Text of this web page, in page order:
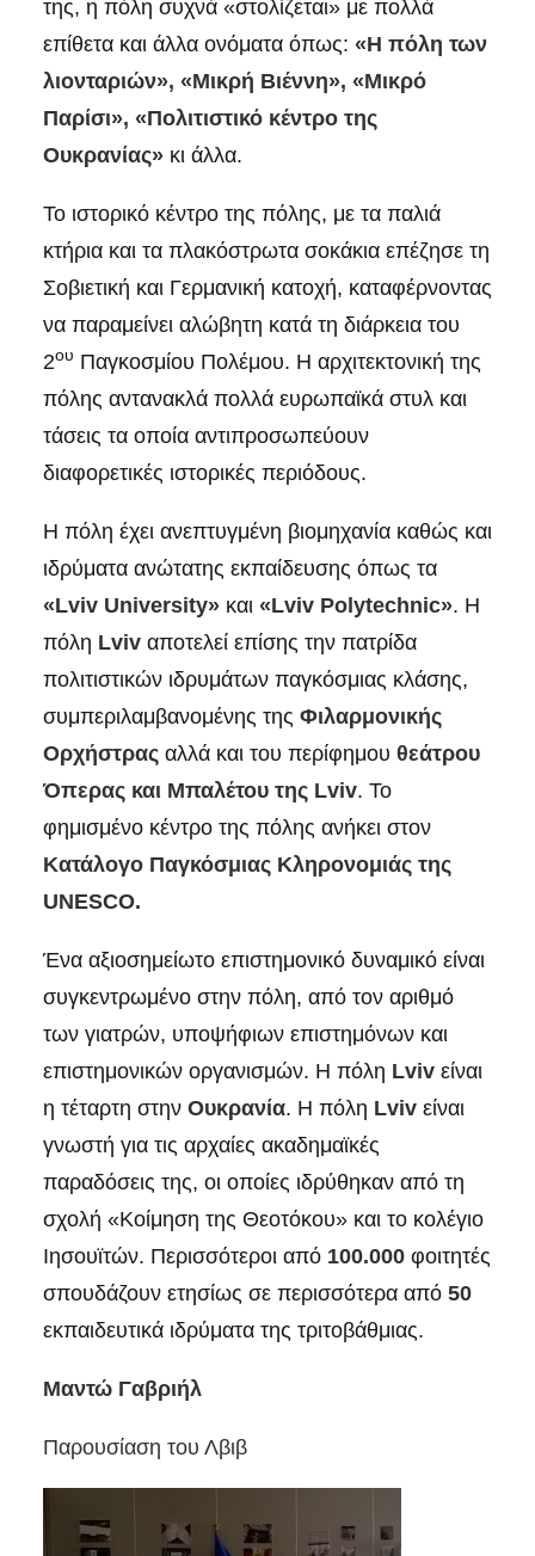
της, η πόλη συχνά «στολίζεται» με πολλά
επίθετα και άλλα ονόματα όπως: «Η πόλη των
λιονταριών», «Μικρή Βιέννη», «Μικρό
Παρίσι», «Πολιτιστικό κέντρο της
Ουκρανίας» κι άλλα.
Το ιστορικό κέντρο της πόλης, με τα παλιά
κτήρια και τα πλακόστρωτα σοκάκια επέζησε τη
Σοβιετική και Γερμανική κατοχή, καταφέρνοντας
να παραμείνει αλώβητη κατά τη διάρκεια του
2ου Παγκοσμίου Πολέμου. Η αρχιτεκτονική της
πόλης αντανακλά πολλά ευρωπαϊκά στυλ και
τάσεις τα οποία αντιπροσωπεύουν
διαφορετικές ιστορικές περιόδους.
Η πόλη έχει ανεπτυγμένη βιομηχανία καθώς και
ιδρύματα ανώτατης εκπαίδευσης όπως τα
«Lviv University» και «Lviv Polytechnic». Η
πόλη Lviv αποτελεί επίσης την πατρίδα
πολιτιστικών ιδρυμάτων παγκόσμιας κλάσης,
συμπεριλαμβανομένης της Φιλαρμονικής
Ορχήστρας αλλά και του περίφημου θεάτρου
Όπερας και Μπαλέτου της Lviv. Το
φημισμένο κέντρο της πόλης ανήκει στον
Κατάλογο Παγκόσμιας Κληρονομιάς της
UNESCO.
Ένα αξιοσημείωτο επιστημονικό δυναμικό είναι
συγκεντρωμένο στην πόλη, από τον αριθμό
των γιατρών, υποψήφιων επιστημόνων και
επιστημονικών οργανισμών. Η πόλη Lviv είναι
η τέταρτη στην Ουκρανία. Η πόλη Lviv είναι
γνωστή για τις αρχαίες ακαδημαϊκές
παραδόσεις της, οι οποίες ιδρύθηκαν από τη
σχολή «Κοίμηση της Θεοτόκου» και το κολέγιο
Ιησουϊτών. Περισσότεροι από 100.000 φοιτητές
σπουδάζουν ετησίως σε περισσότερα από 50
εκπαιδευτικά ιδρύματα της τριτοβάθμιας.
Μαντώ Γαβριήλ
Παρουσίαση του Λβιβ